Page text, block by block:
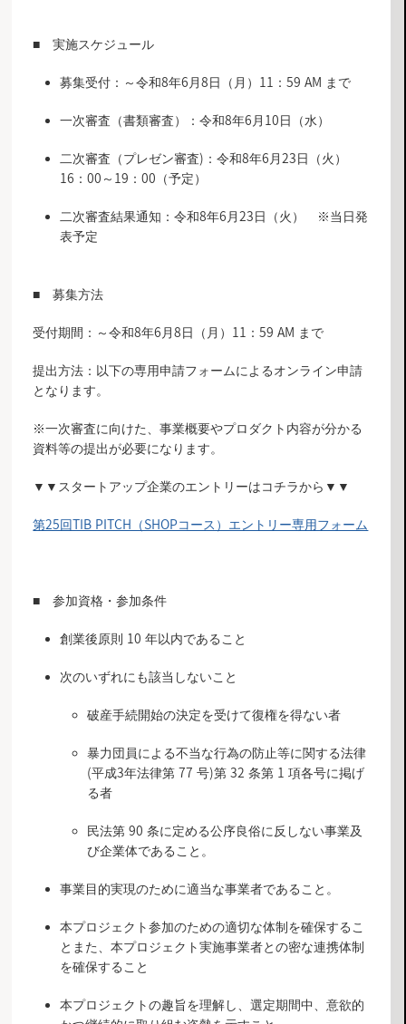
■ 実施スケジュール
募集受付：～令和8年6月8日（月）11：59 AM まで
一次審査（書類審査）：令和8年6月10日（水）
二次審査（プレゼン審査)：令和8年6月23日（火）
16：00～19：00（予定）
二次審査結果通知：令和8年6月23日（火） ※当日発
表予定
■ 募集方法
受付期間：～令和8年6月8日（月）11：59 AM まで
提出方法：以下の専用申請フォームによるオンライン申請
となります。
※一次審査に向けた、事業概要やプロダクト内容が分かる
資料等の提出が必要になります。
▼▼スタートアップ企業のエントリーはコチラから▼▼
第25回TIB PITCH（SHOPコース）エントリー専用フォーム
■ 参加資格・参加条件
創業後原則 10 年以内であること
次のいずれにも該当しないこと
破産手続開始の決定を受けて復権を得ない者
暴力団員による不当な行為の防止等に関する法律
(平成3年法律第 77 号)第 32 条第 1 項各号に掲げ
る者
民法第 90 条に定める公序良俗に反しない事業及
び企業体であること。
事業目的実現のために適当な事業者であること。
本プロジェクト参加のための適切な体制を確保するこ
とまた、本プロジェクト実施事業者との密な連携体制
を確保すること
本プロジェクトの趣旨を理解し、選定期間中、意欲的